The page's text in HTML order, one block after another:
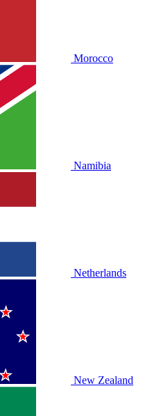
Morocco
Namibia
Netherlands
New Zealand